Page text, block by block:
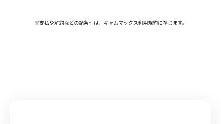
※支払や解約などの諸条件は、キャムマックス利用規約に準じます。